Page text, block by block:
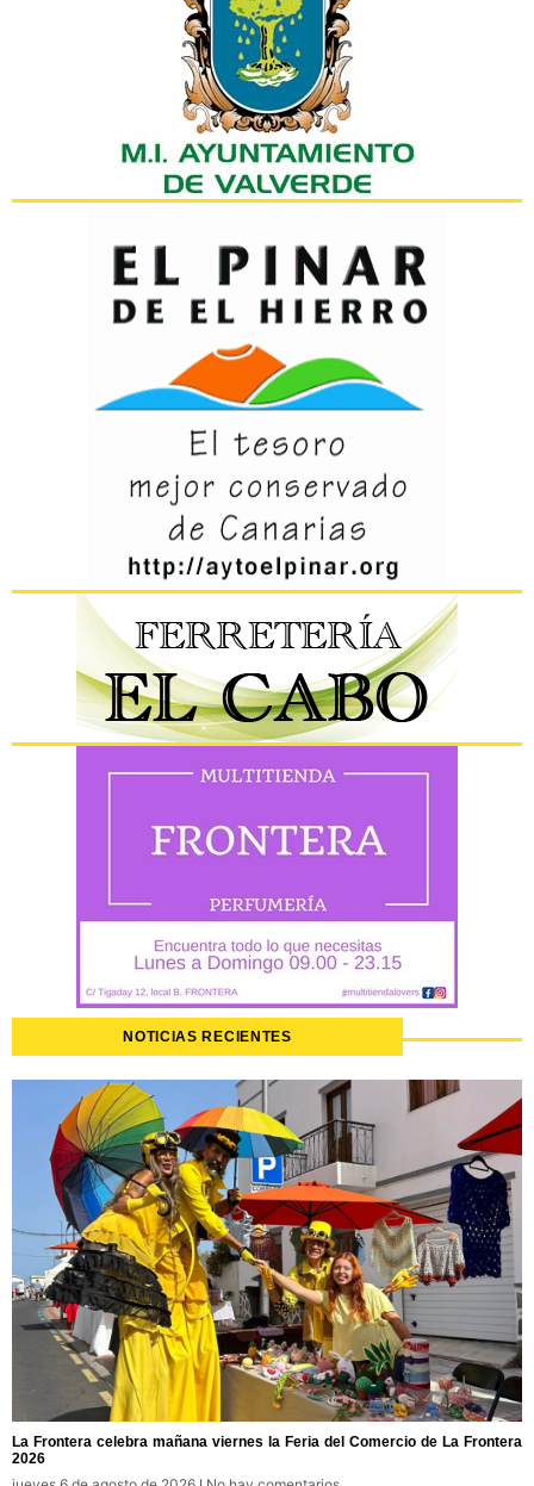
NOTICIAS RECIENTES
La Frontera celebra mañana viernes la Feria del Comercio de La Frontera
2026